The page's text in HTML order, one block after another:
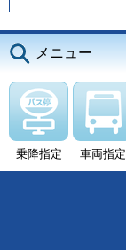
メニュー
乗降指定 車両指定